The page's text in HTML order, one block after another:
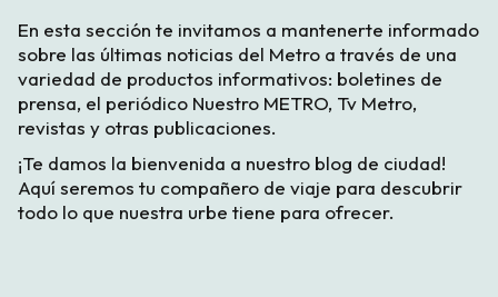
En esta sección te invitamos a mantenerte informado
sobre las últimas noticias del Metro a través de una
variedad de productos informativos: boletines de
prensa, el periódico Nuestro METRO, Tv Metro,
revistas y otras publicaciones.
¡Te damos la bienvenida a nuestro blog de ciudad!
Aquí seremos tu compañero de viaje para descubrir
todo lo que nuestra urbe tiene para ofrecer.